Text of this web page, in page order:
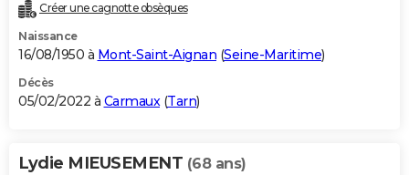
Créer une cagnotte obsèques
Naissance
16/08/1950 à Mont-Saint-Aignan (Seine-Maritime)
Décès
05/02/2022 à Carmaux(Tarn)
Lydie MIEUSEMENT (68 ans)